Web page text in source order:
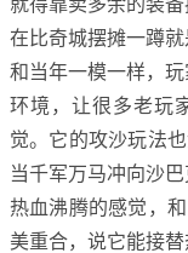
在比奇城摆摊一蹲
和当年一模一样，
环境，让很多老玩
觉。它的攻沙玩法
当千军万马冲向沙
热血沸腾的感觉，
美重合，说它能接